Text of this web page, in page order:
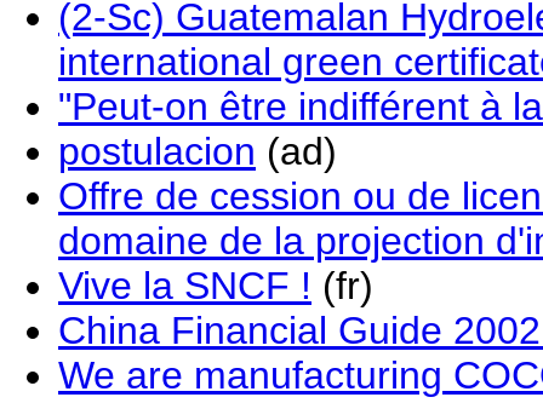
(2-Sc) Guatemalan
international green
"Peut-on être indifférent à
postulacion (ad)
Offre de cession ou de
domaine de la projection
Vive la SNCF ! (fr)
China Financial Guide
We are manufacturing